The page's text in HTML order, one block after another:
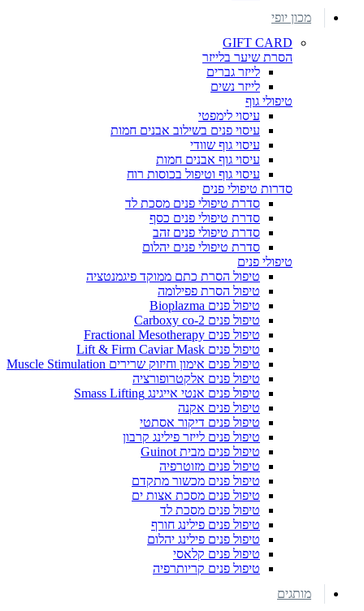
מכון יופי
GIFT CARD
הסרת שיער בלייזר
לייזר גברים
לייזר נשים
טיפולי גוף
עיסוי לימפטי
עיסוי פנים בשילוב אבנים חמות
עיסוי גוף שוודי
עיסוי גוף אבנים חמות
עיסוי גוף וטיפול בכוסות רוח
סדרות טיפולי פנים
סדרת טיפולי פנים מסכת לד
סדרת טיפולי פנים כסף
סדרת טיפולי פנים זהב
סדרת טיפולי פנים יהלום
טיפולי פנים
טיפול הסרת כתם ממוקד פיגמנטציה
טיפול הסרת פפילומה
טיפול פנים Bioplazma
טיפול פנים Carboxy co-2
טיפול פנים Fractional Mesotherapy
טיפול פנים Lift & Firm Caviar Mask
טיפול פנים אימון וחיזוק שרירים Muscle Stimulation
טיפול פנים אלקטרופורציה
טיפול פנים אנטי אייגינג Smass Lifting
טיפול פנים אקנה
טיפול פנים דיקור אסתטי
טיפול פנים לייזר פילינג קרבון
טיפול פנים מבית Guinot
טיפול פנים מזוטרפיה
טיפול פנים מכשור מתקדם
טיפול פנים מסכת אצות ים
טיפול פנים מסכת לד
טיפול פנים פילינג חורף
טיפול פנים פילינג יהלום
טיפול פנים קלאסי
טיפול פנים קריותרפיה
מותגים